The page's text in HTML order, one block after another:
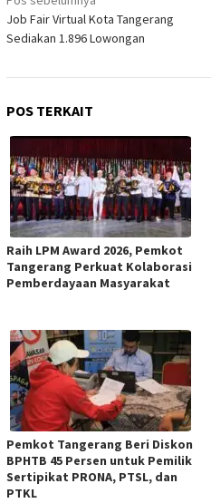
pos
Job Fair Virtual Kota Tangerang
Sediakan 1.896 Lowongan
POS TERKAIT
Raih LPM Award 2026, Pemkot
Tangerang Perkuat Kolaborasi
Pemberdayaan Masyarakat
Pemkot Tangerang Beri Diskon
BPHTB 45 Persen untuk Pemilik
Sertipikat PRONA, PTSL, dan
PTKL